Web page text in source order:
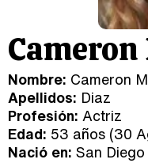
Cameron
Nombre: Cameron
Apellidos: Diaz
Profesión: Actriz
Edad: 53 años (30
Nació en: San